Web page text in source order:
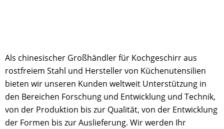
Als chinesischer Großhändler für Kochgeschirr aus
rostfreiem Stahl und Hersteller von Küchenutensilien
bieten wir unseren Kunden weltweit Unterstützung in
den Bereichen Forschung und Entwicklung und Technik,
von der Produktion bis zur Qualität, von der Entwicklung
der Formen bis zur Auslieferung. Wir werden Ihr